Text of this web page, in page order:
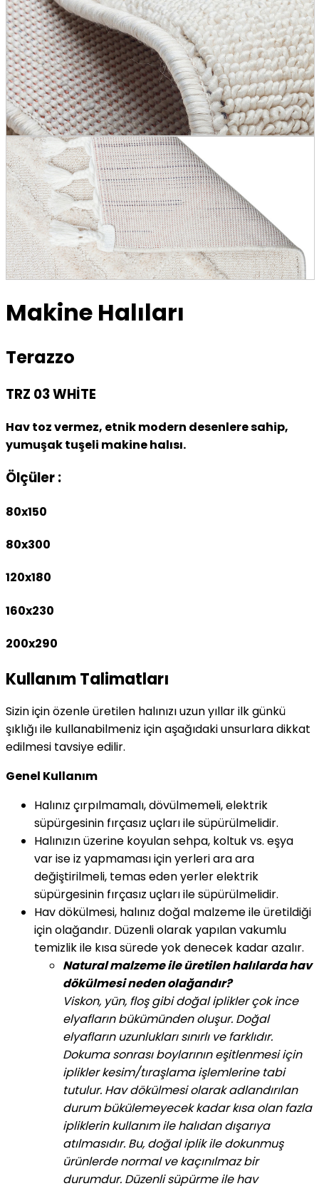
Makine Halıları
Terazzo
TRZ 03 WHİTE
Hav toz vermez, etnik modern desenlere sahip,
yumuşak tuşeli makine halısı.
Ölçüler :
80x150
80x300
120x180
160x230
200x290
Kullanım Talimatları
Sizin için özenle üretilen halınızı uzun yıllar ilk günkü
şıklığı ile kullanabilmeniz için aşağıdaki unsurlara dikkat
edilmesi tavsiye edilir.
Genel Kullanım
Halınız çırpılmamalı, dövülmemeli, elektrik
süpürgesinin fırçasız uçları ile süpürülmelidir.
Halınızın üzerine koyulan sehpa, koltuk vs. eşya
var ise iz yapmaması için yerleri ara ara
değiştirilmeli, temas eden yerler elektrik
süpürgesinin fırçasız uçları ile süpürülmelidir.
Hav dökülmesi, halınız doğal malzeme ile üretildiği
için olağandır. Düzenli olarak yapılan vakumlu
temizlik ile kısa sürede yok denecek kadar azalır.
Natural malzeme ile üretilen halılarda hav
dökülmesi neden olağandır?
Viskon, yün, floş gibi doğal iplikler çok ince
elyafların bükümünden oluşur. Doğal
elyafların uzunlukları sınırlı ve farklıdır.
Dokuma sonrası boylarının eşitlenmesi için
iplikler kesim/tıraşlama işlemlerine tabi
tutulur. Hav dökülmesi olarak adlandırılan
durum bükülemeyecek kadar kısa olan fazla
ipliklerin kullanım ile halıdan dışarıya
atılmasıdır. Bu, doğal iplik ile dokunmuş
ürünlerde normal ve kaçınılmaz bir
durumdur. Düzenli süpürme ile hav